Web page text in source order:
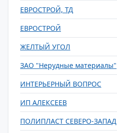
ЕВРОСТРОЙ, ТД
ЕВРОСТРОЙ
ЖЕЛТЫЙ УГОЛ
ЗАО "Нерудные материалы"
ИНТЕРЬЕРНЫЙ ВОПРОС
ИП АЛЕКСЕЕВ
ПОЛИПЛАСТ СЕВЕРО-ЗАПАД